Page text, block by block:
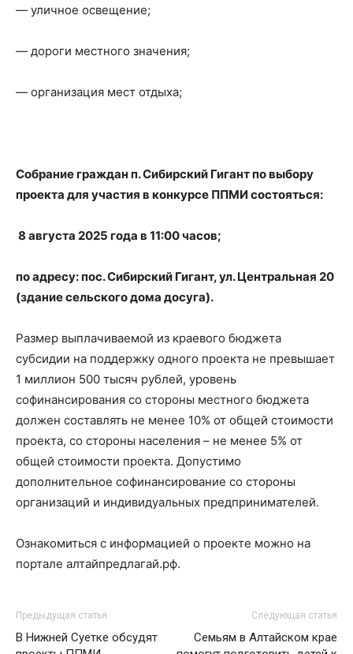
— уличное освещение;
— дороги местного значения;
— организация мест отдыха;
Собрание граждан п. Сибирский Гигант по выбору
проекта для участия в конкурсе ППМИ состояться:
8 августа 2025 года в 11:00 часов;
по адресу: пос. Сибирский Гигант, ул. Центральная 20
(здание сельского дома досуга).
Размер выплачиваемой из краевого бюджета
субсидии на поддержку одного проекта не превышает
1 миллион 500 тысяч рублей, уровень
софинансирования со стороны местного бюджета
должен составлять не менее 10% от общей стоимости
проекта, со стороны населения – не менее 5% от
общей стоимости проекта. Допустимо
дополнительное софинансирование со стороны
организаций и индивидуальных предпринимателей.
Ознакомиться с информацией о проекте можно на
портале алтайпредлагай.рф.
Предыдущая статья
В Нижней Суетке обсудят
Следующая статья
Семьям в Алтайском крае